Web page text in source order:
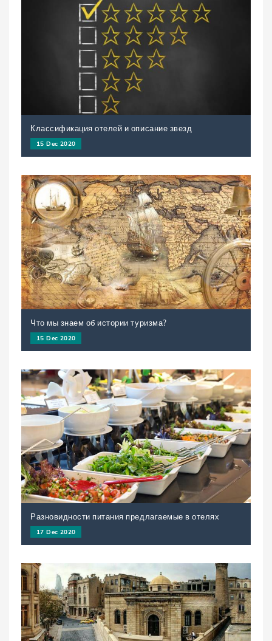
Классификация отелей и описание звезд
15 Dec 2020
Что мы знаем об истории туризма?
15 Dec 2020
Разновидности питания предлагаемые в отелях
17 Dec 2020